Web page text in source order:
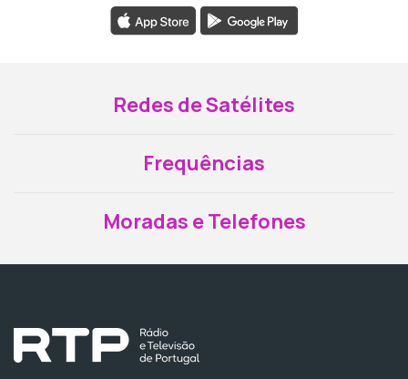
Redes de Satélites
Frequências
Moradas e Telefones